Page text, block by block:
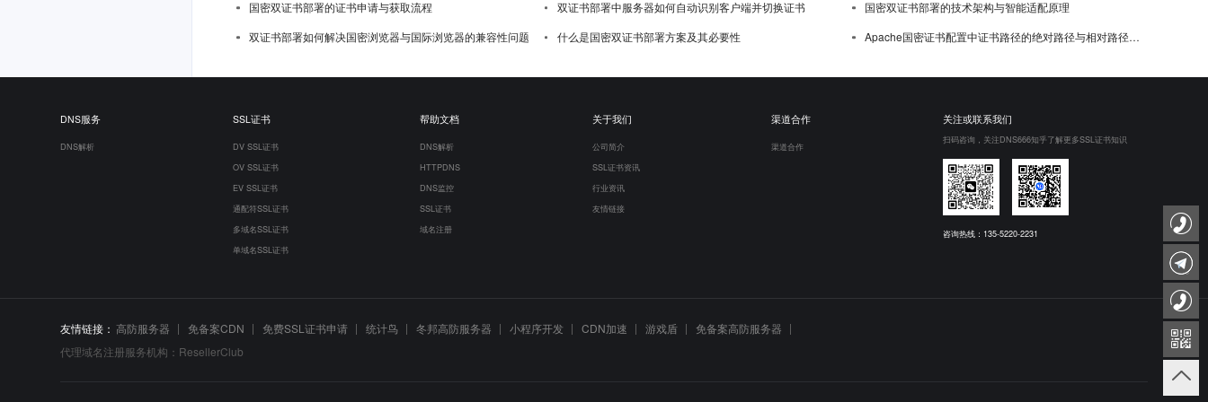
国密双证书部署的证书申请与获取流程 双证书部署中服务器如何自动识别客户端并切换证书
国密双证书部署的技术架构与智能适配原理
双证书部署如何解决国密浏览器与国际浏览器的兼容性问题
什么是国密双证书部署方案及其必要性 Apache国密证书配置中证书路径的绝对路径与相对路径选择
DNS服务
DNS解析
SSL证书
DV SSL证书
OV SSL证书
EV SSL证书
通配符SSL证书
多域名SSL证书
单域名SSL证书
帮助文档
DNS解析
HTTPDNS
DNS监控
SSL证书
域名注册
关于我们
公司简介
SSL证书资讯
行业资讯
友情链接
渠道合作
渠道合作
关注或联系我们
扫码咨询，关注DNS666知乎了解更多SSL证书知识
咨询热线：135-5220-2231
友情链接： 高防服务器 免备案CDN 免费SSL证书申请 统计鸟 冬邦高防服务器 小程序开发 CDN加速 游戏盾
免备案高防服务器
代理域名注册服务机构：ResellerClub